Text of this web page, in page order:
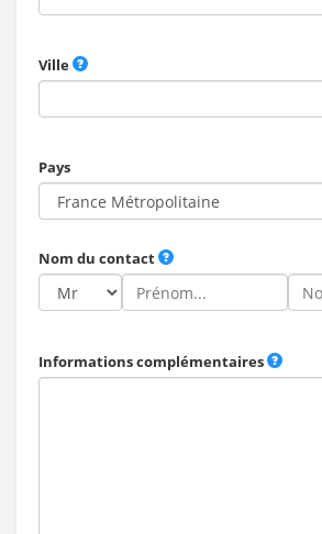
Ville
Pays
Nom du contact
Informations complémentaires